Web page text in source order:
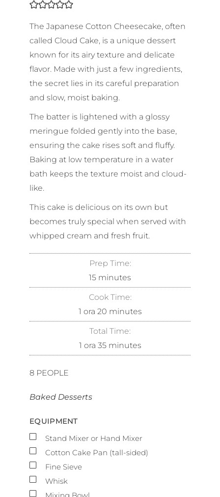
The Japanese Cotton Cheesecake, often
called Cloud Cake, is a unique dessert
known for its airy texture and delicate
flavor. Made with just a few ingredients,
the secret lies in its careful preparation
and slow, moist baking.
The batter is lightened with a glossy
meringue folded gently into the base,
ensuring the cake rises soft and fluffy.
Baking at low temperature in a water
bath keeps the texture moist and cloud-
like.
This cake is delicious on its own but
becomes truly special when served with
whipped cream and fresh fruit.
Prep Time:
15 minutes
Cook Time:
1 ora 20 minutes
Total Time:
1 ora 35 minutes
8 PEOPLE
Baked Desserts
EQUIPMENT
▢
Stand Mixer or Hand Mixer
▢
Cotton Cake Pan (tall-sided)
▢
Fine Sieve
▢
Whisk
▢